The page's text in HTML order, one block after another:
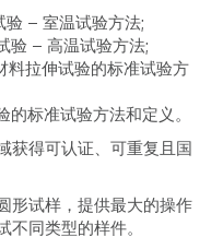
– 室温试验方法;
验 – 高温试验方法;
料拉伸试验的标准试验方
标准试验方法和定义。
获得可认证、可重复且国
形试样，提供最大的操作
同类型的样件。